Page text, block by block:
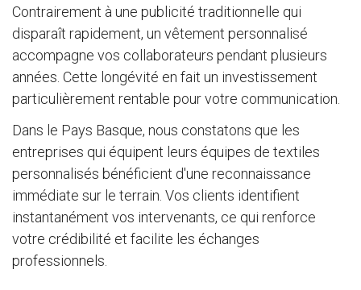
Contrairement à une publicité traditionnelle qui
disparaît rapidement, un vêtement personnalisé
accompagne vos collaborateurs pendant plusieurs
années. Cette longévité en fait un investissement
particulièrement rentable pour votre communication.
Dans le Pays Basque, nous constatons que les
entreprises qui équipent leurs équipes de textiles
personnalisés bénéficient d'une reconnaissance
immédiate sur le terrain. Vos clients identifient
instantanément vos intervenants, ce qui renforce
votre crédibilité et facilite les échanges
professionnels.